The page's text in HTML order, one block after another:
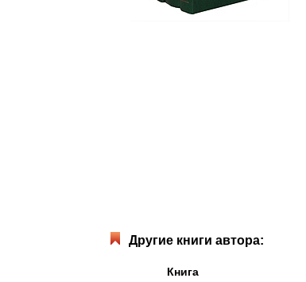
Другие книги автора:
Книга